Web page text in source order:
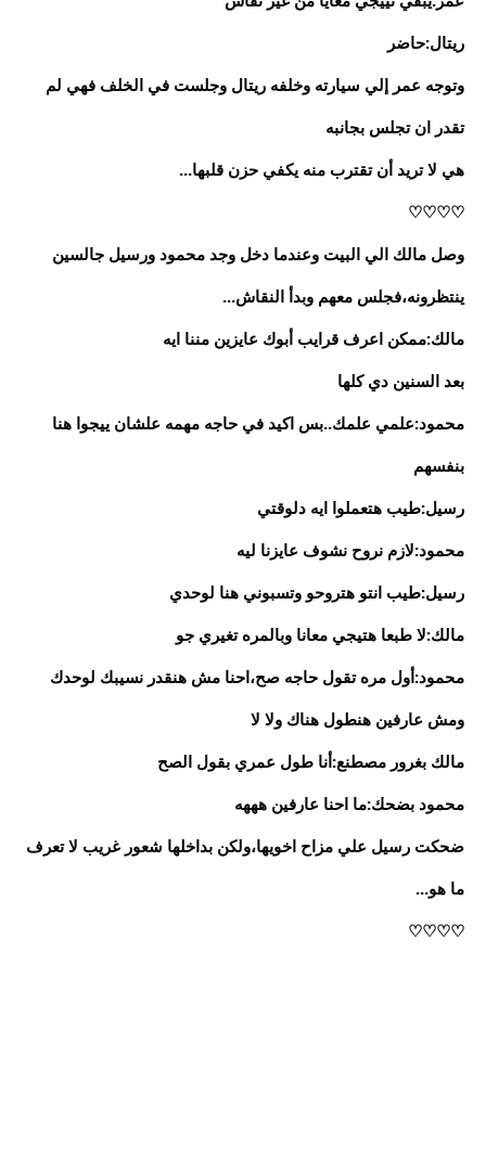
ريتال:حاضر
وتوجه عمر إلي سيارته وخلفه ريتال وجلست في الخلف فهي لم
تقدر ان تجلس بجانبه
هي لا تريد أن تقترب منه يكفي حزن قلبها...
♡♡♡♡
وصل مالك الي البيت وعندما دخل وجد محمود ورسيل جالسين
ينتظرونه،فجلس معهم وبدأ النقاش...
مالك:ممكن اعرف قرايب أبوك عايزين مننا ايه
بعد السنين دي كلها
محمود:علمي علمك..بس اكيد في حاجه مهمه علشان ييجوا هنا
بنفسهم
رسيل:طيب هتعملوا ايه دلوقتي
محمود:لازم نروح نشوف عايزنا ليه
رسيل:طيب انتو هتروحو وتسبوني هنا لوحدي
مالك:لا طبعا هتيجي معانا وبالمره تغيري جو
محمود:أول مره تقول حاجه صح،احنا مش هنقدر نسيبك لوحدك
ومش عارفين هنطول هناك ولا لا
مالك بغرور مصطنع:أنا طول عمري بقول الصح
محمود بضحك:ما احنا عارفين هههه
ضحكت رسيل علي مزاح اخويها،ولكن بداخلها شعور غريب لا تعرف
ما هو...
♡♡♡♡